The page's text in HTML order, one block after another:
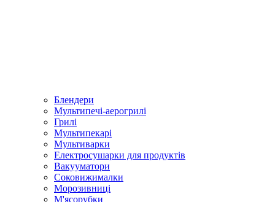
Блендери
Мультипечі-аерогрилі
Грилі
Мультипекарі
Мультиварки
Електросушарки для продуктів
Вакууматори
Соковижималки
Морозивниці
М'ясорубки